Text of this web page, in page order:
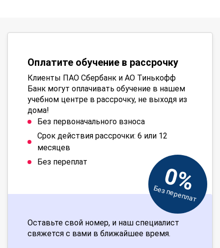
Оплатите обучение в рассрочку
Клиенты ПАО Сбербанк и АО Тинькофф
Банк могут оплачивать обучение в нашем
учебном центре в рассрочку, не выходя из
дома!
Без первоначального взноса
Срок действия рассрочки: 6 или 12
месяцев
Без переплат
0%
Без переплат
Оставьте свой номер, и наш специалист
свяжется с вами в ближайшее время.